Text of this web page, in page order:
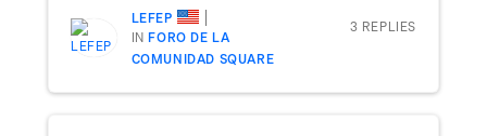
LEFEP
INFORO DE LA
COMUNIDAD SQUARE
3 REPLIES